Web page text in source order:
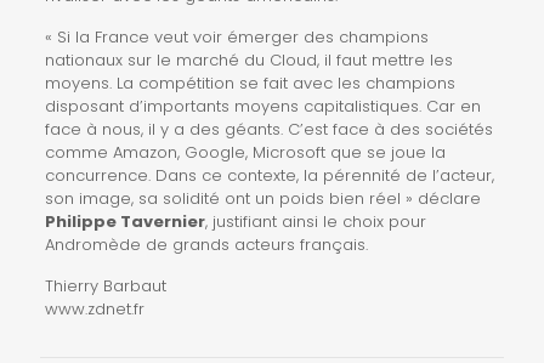
« Si la France veut voir émerger des champions
nationaux sur le marché du Cloud, il faut mettre les
moyens. La compétition se fait avec les champions
disposant d’importants moyens capitalistiques. Car en
face à nous, il y a des géants. C’est face à des sociétés
comme Amazon, Google, Microsoft que se joue la
concurrence. Dans ce contexte, la pérennité de l’acteur,
son image, sa solidité ont un poids bien réel » déclare
Philippe Tavernier, justifiant ainsi le choix pour
Andromède de grands acteurs français.
Thierry Barbaut
www.zdnet.fr